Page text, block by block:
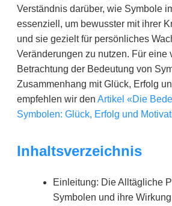
Verständnis darüber, wie Symbole
essenziell, um bewusster mit ihrer
und sie gezielt für persönliches
Veränderungen zu nutzen. Für eine
Betrachtung der Bedeutung von
Zusammenhang mit Glück, Erfolg
empfehlen wir den Artikel «Die
Symbolen: Glück, Erfolg und
Inhaltsverzeichnis
Einleitung: Die Alltägliche
Symbolen und ihre